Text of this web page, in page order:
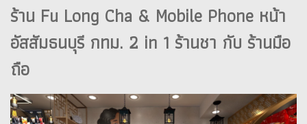
ร้าน Fu Long Cha & Mobile Phone หน้า
อัสสัมธนบุรี กทม. 2 in 1 ร้านชา กับ ร้านมือ
ถือ